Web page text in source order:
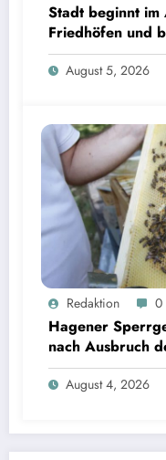
Stadt beginnt
Friedhöfen und
August 5, 2026
Redaktion 0
Hagener
nach Ausbruch
Faulbrut
August 4, 2026